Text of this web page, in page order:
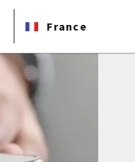
France